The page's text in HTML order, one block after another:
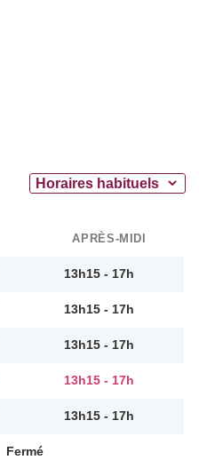
APRÈS-MIDI
13h15 - 17h
13h15 - 17h
13h15 - 17h
13h15 - 17h
13h15 - 17h
Fermé